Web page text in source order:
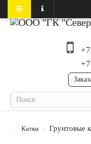
Катки Грунтовые